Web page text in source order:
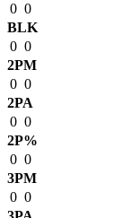
0 0
BLK
0 0
2PM
0 0
2PA
0 0
2P%
0 0
3PM
0 0